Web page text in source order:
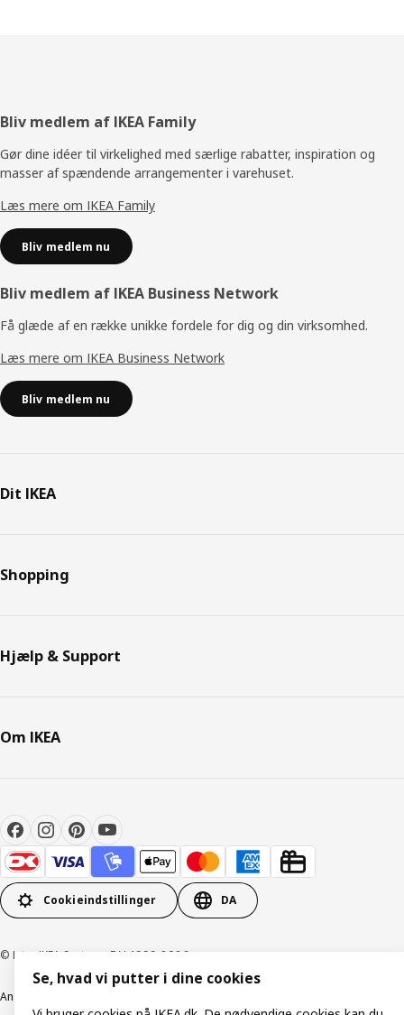
Footer
Bliv medlem af IKEA Family
Gør dine idéer til virkelighed med særlige rabatter, inspiration og
masser af spændende arrangementer i varehuset.
Læs mere om IKEA Family
Bliv medlem nu
Bliv medlem af IKEA Business Network
Få glæde af en række unikke fordele for dig og din virksomhed.
Læs mere om IKEA Business Network
Bliv medlem nu
Dit IKEA
Shopping
Hjælp & Support
Om IKEA
Cookieindstillinger DA
© Inter IKEA Systems B.V. 1999-2026
Ansvarlig rapportering
Se, hvad vi putter i dine cookies